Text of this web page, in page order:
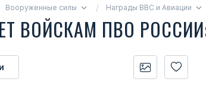
Вооруженные силы Награды ВВС и Авиации
ВОЙСКАМ ПВО